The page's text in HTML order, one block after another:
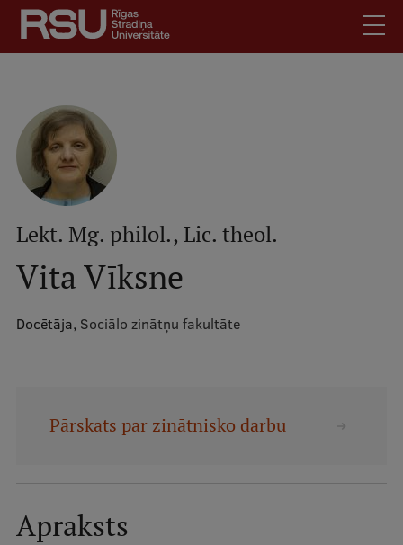
Pārlekt
galveno
saturu
Latviski
Meklēt Mobile
augšējā
izvēlne
Skolēniem
Studentiem
Darbiniekiem
Darba devējiem
Mobile
Pamatstudiju programmas
Lekt. Mg. philol., Lic. theol.
Vita Vīksne
Docētāja, Sociālo zinātņu fakultāte
Pārskats par zinātnisko darbu
Apraksts